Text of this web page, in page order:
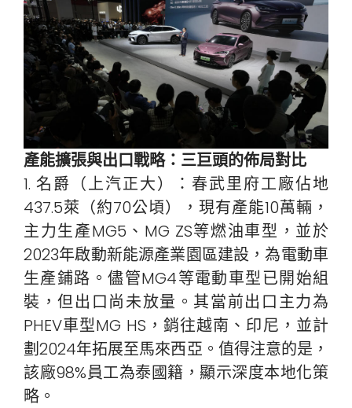
產能擴張與出口戰略：三巨頭的佈局對比
1. 名爵（上汽正大）：春武里府工廠佔地
437.5萊（約70公頃），現有產能10萬輛，
主力生產MG5、MG ZS等燃油車型，並於
2023年啟動新能源產業園區建設，為電動車
生產鋪路。儘管MG4等電動車型已開始組
裝，但出口尚未放量。其當前出口主力為
PHEV車型MG HS，銷往越南、印尼，並計
劃2024年拓展至馬來西亞。值得注意的是，
該廠98%員工為泰國籍，顯示深度本地化策
略。